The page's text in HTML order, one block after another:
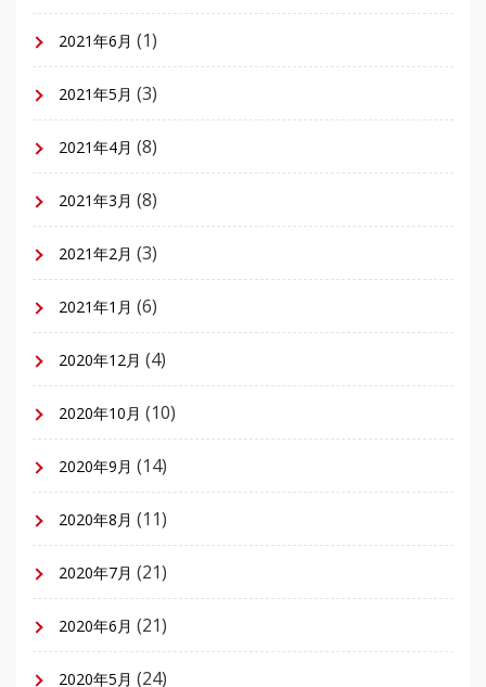
2021年6月 (1)
2021年5月 (3)
2021年4月 (8)
2021年3月 (8)
2021年2月 (3)
2021年1月 (6)
2020年12月 (4)
2020年10月 (10)
2020年9月 (14)
2020年8月 (11)
2020年7月 (21)
2020年6月 (21)
2020年5月 (24)